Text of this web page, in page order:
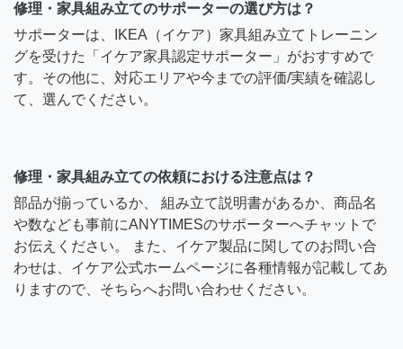
修理・家具組み立てのサポーターの選び方は？
サポーターは、IKEA（イケア）家具組み立てトレーニン
グを受けた「イケア家具認定サポーター」がおすすめで
す。その他に、対応エリアや今までの評価/実績を確認し
て、選んでください。
修理・家具組み立ての依頼における注意点は？
部品が揃っているか、 組み立て説明書があるか、商品名
や数なども事前にANYTIMESのサポーターへチャットで
お伝えください。 また、イケア製品に関してのお問い合
わせは、イケア公式ホームページに各種情報が記載してあ
りますので、そちらへお問い合わせください。